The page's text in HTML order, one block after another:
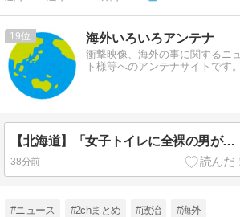
19 海外いろいろアンテナ
衝撃映像、海外の事に関するニ
ト様等へのアンテナサイトです。
【北海道】「女子トイレに全裸の男がいる」 観光センターのトイレに侵入した男（49）を逮捕
38分前
#ニュース #2chまとめ #政治 #海外